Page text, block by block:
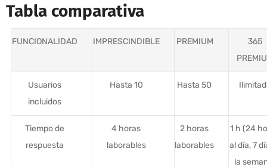
Tabla comparativa
FUNCIONALIDAD IMPRESCINDIBLE PREMIUM
365
Usuarios
incluidos
Hasta 10 Hasta 50
Tiempo de
respuesta
4 horas
laborables
2 horas
laborables
1 h (24
al día, 7
la